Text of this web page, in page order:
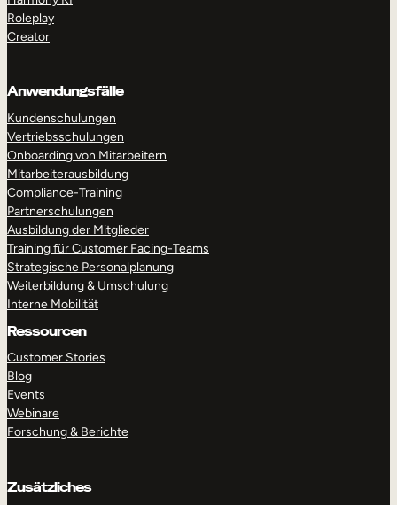
Roleplay
Creator
Anwendungsfälle
Kundenschulungen
Vertriebsschulungen
Onboarding von Mitarbeitern
Mitarbeiterausbildung
Compliance-Training
Partnerschulungen
Ausbildung der Mitglieder
Training für Customer Facing-Teams
Strategische Personalplanung
Weiterbildung & Umschulung
Interne Mobilität
Ressourcen
Customer Stories
Blog
Events
Webinare
Forschung & Berichte
Zusätzliches